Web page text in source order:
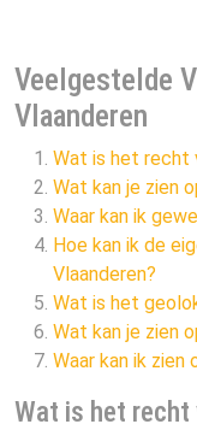
Veelgestelde
Vlaanderen
Wat is het recht
Wat kan je zien
Waar kan ik
Hoe kan ik de
Vlaanderen?
Wat is het
Wat kan je zien
Waar kan ik zien
Wat is het recht